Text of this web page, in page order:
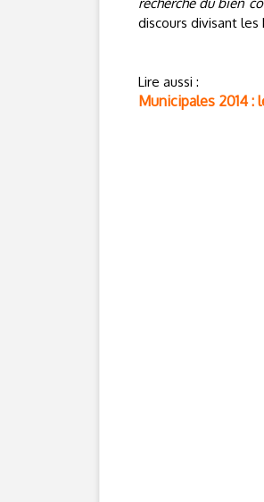
discours divisant
Lire aussi :
Municipales 2014 :